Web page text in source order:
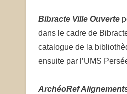
Bibracte Ville Ouverte
dans le cadre de
catalogue de la
ensuite par l’UMS
ArchéoRef